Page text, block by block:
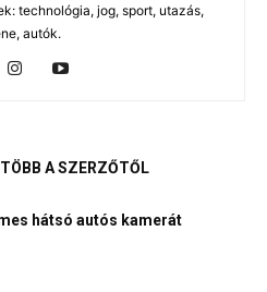
technológia, jog, sport, utazás,
autók.
TÖBB A SZERZŐTŐL
hátsó autós kamerát